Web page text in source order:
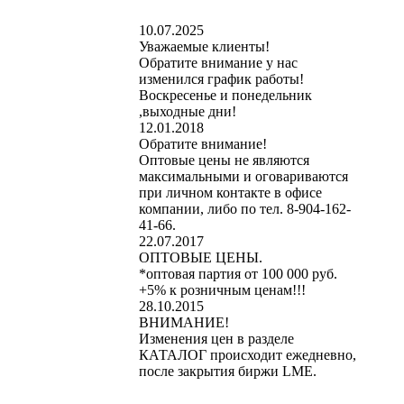
10.07.2025
Уважаемые клиенты!
Обратите внимание у нас
изменился график работы!
Воскресенье и понедельник
,выходные дни!
12.01.2018
Обратите внимание!
Оптовые цены не являются
максимальными и оговариваются
при личном контакте в офисе
компании, либо по тел. 8-904-162-
41-66.
22.07.2017
ОПТОВЫЕ ЦЕНЫ.
*оптовая партия от 100 000 руб.
+5% к розничным ценам!!!
28.10.2015
ВНИМАНИЕ!
Изменения цен в разделе
КАТАЛОГ происходит ежедневно,
после закрытия биржи LME.